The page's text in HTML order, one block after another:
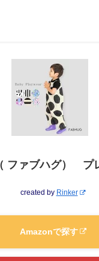
ファブハグ） プ
created by Rinker
Amazonで探す